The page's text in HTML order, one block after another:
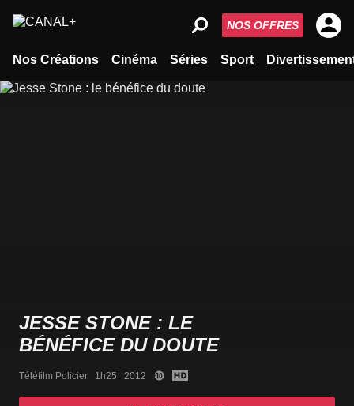
Nos Créations Cinéma Séries Sport
NOS OFFRES
JESSE STONE : LE
BÉNÉFICE DU DOUTE
Téléfilm Policier   1h25   2012